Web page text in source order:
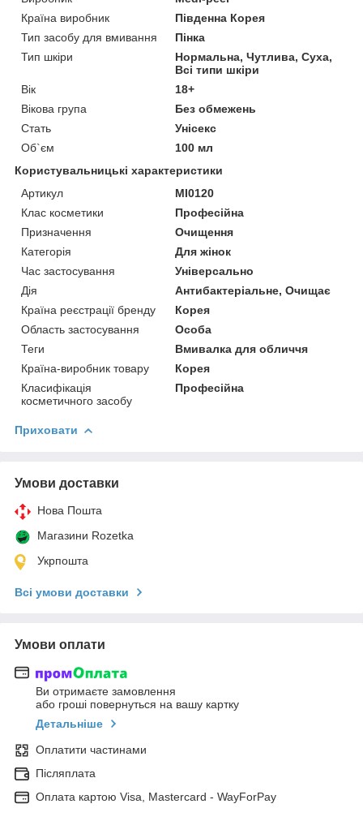
Країна виробник
Південна Корея
Тип засобу для вмивання
Пінка
Тип шкіри
Нормальна, Чутлива, Суха,
Всі типи шкіри
Вік
18+
Вікова група
Без обмежень
Стать
Унісекс
Об`єм
100 мл
Користувальницькі характеристики
Артикул
MI0120
Клас косметики
Професійна
Призначення
Очищення
Категорія
Для жінок
Час застосування
Універсально
Дія
Антибактеріальне, Очищає
Країна реєстрації бренду
Корея
Область застосування
Особа
Теги
Вмивалка для обличчя
Країна-виробник товару
Корея
Класифікація
косметичного засобу
Професійна
Приховати
Умови доставки
Нова Пошта
Магазини Rozetka
Укрпошта
Всі умови доставки
Умови оплати
Ви отримаєте замовлення
або гроші повернуться на вашу картку
Детальніше
Оплатити частинами
Післяплата
Оплата картою Visa, Mastercard - WayForPay